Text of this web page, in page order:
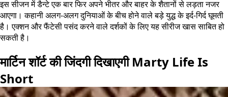
इस सीजन में डैन्टे एक बार फिर अपने भीतर और बाहर के शैतानों से लड़ता नजर
आएगा। कहानी अलग-अलग दुनियाओं के बीच होने वाले बड़े युद्ध के इर्द-गिर्द घूमती
है। एक्शन और फैंटेसी पसंद करने वाले दर्शकों के लिए यह सीरीज खास साबित हो
सकती है।
मार्टिन शॉर्ट की जिंदगी दिखाएगी Marty Life Is
Short